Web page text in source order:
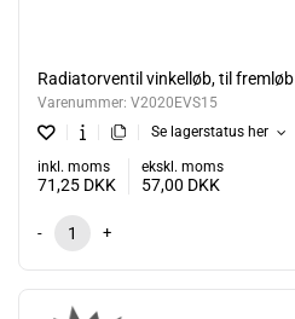
Radiatorventil vinkelløb, til fremløb
Varenummer: V2020EVS15
Se lagerstatus her
inkl. moms
71,25 DKK
ekskl. moms
57,00 DKK
- +